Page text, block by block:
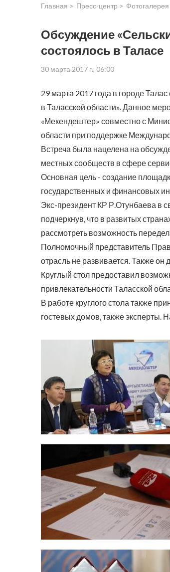
Главная > Пресс-центр > Фотогалерея
Обсуждение
состоялось в Таласе
30 марта 2017 г., 06:00
29 марта 2017 года в городе
в Таласской области». Данное
«Мекендештер» совместно с
области при поддержке
Встреча была нацелена на
местных сообществ в сфере
Основная цель - создание
государственных и финансовых
Экс-президент КР Р.Отунбаева в
подчеркнув, что в развитых
рассмотреть возможность
Полномочный представитель
отрасль не развивается. Также
Круглый стол предоставил
привлекательности Таласской
В работе круглого стола также
гостевых домов, также эксперты.